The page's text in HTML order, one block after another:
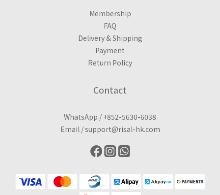
Membership
FAQ
Delivery & Shipping
Payment
Return Policy
Contact
WhatsApp / +852-5630-6038
Email /support@risal-hk.com